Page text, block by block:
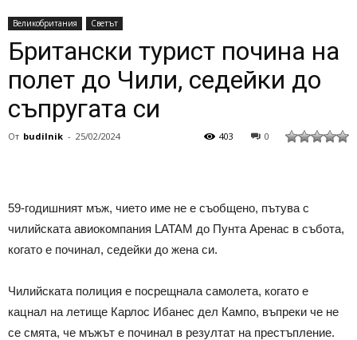
Великобритания Светът
Британски турист почина на
полет до Чили, седейки до
съпругата си
От budilnik - 25/02/2024 0
403
59-годишният мъж, чието име не е съобщено, пътува с
чилийската авиокомпания LATAM до Пунта Аренас в събота,
когато е починал, седейки до жена си.
Чилийската полиция е посрещнала самолета, когато е
кацнал на летище Карлос Ибанес дел Кампо, въпреки че не
се смята, че мъжът е починал в резултат на престъпление.